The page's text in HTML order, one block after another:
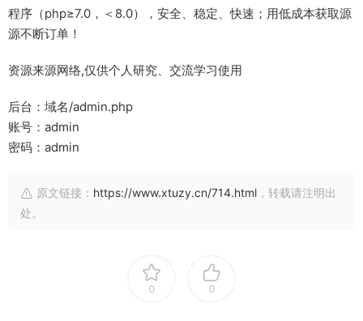
程序（php≥7.0，＜8.0），安全、稳定、快速；用低成本获取源
源不断订单！
资源来源网络,仅供个人研究、交流学习使用
后台：域名/admin.php
账号：admin
密码：admin
原文链接： https://www.xtuzy.cn/714.html ，转载请注明出
处。
0 0